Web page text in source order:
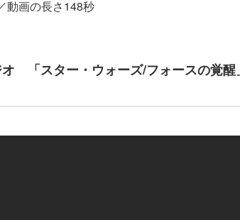
動画の長さ148秒
「スター・ウォーズ/フォースの覚醒